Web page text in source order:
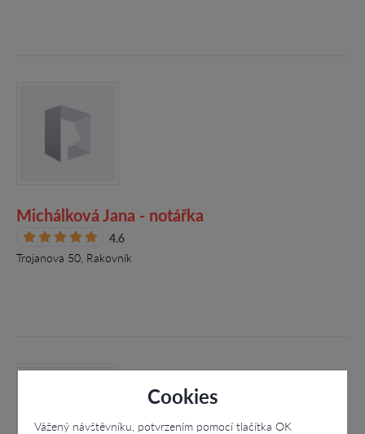
Cookies
Vážený návštěvníku, potvrzením pomocí tlačítka OK
Michálková Jana - notářka
4.6
Trojanova 50, Rakovník